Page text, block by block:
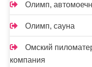
Олимп,
Олимп, сауна
Омский
компания